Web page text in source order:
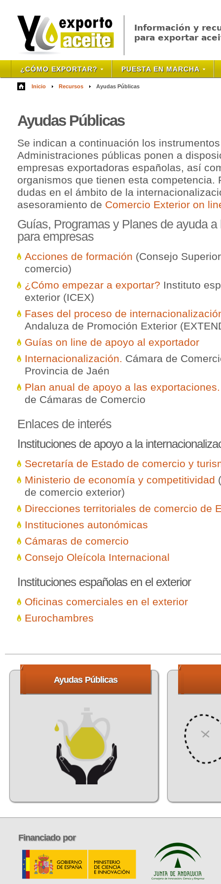
Información y
para exportar
¿CÓMO EXPORTAR? PUESTA EN MARCHA
Inicio Recursos Ayudas Públicas
AyudasPúblicas
Se indican a continuación los
Administraciones públicas ponen a
empresas exportadoras españolas, así
organismos que tienen esta competencia.
dudas en el ámbito de la
asesoramiento de Comercio Exterior on
Guías, Programas y Planes de ayuda a
para empresas
Acciones de formación (Consejo
comercio)
¿Cómo empezar a exportar? Instituto
exterior (ICEX)
Fases del proceso de
Andaluza de Promoción Exterior
Guías on line de apoyo al exportador
Internacionalización. Cámara de
Provincia de Jaén
Plan anual de apoyo a las exportaciones.
de Cámaras de Comercio
Enlaces de interés
Instituciones de apoyo a la
Secretaría de Estado de comercio y
Ministerio de economía y competitividad
de comercio exterior)
Direcciones territoriales de comercio de
Instituciones autonómicas
Cámaras de comercio
Consejo Oleícola Internacional
Instituciones españolas en el exterior
Oficinas comerciales en el exterior
Eurochambres
AyudasPúblicas
Financiadopor